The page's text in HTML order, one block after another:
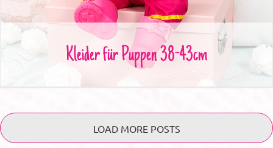
Kleider für Puppen 38-43cm
LOAD MORE POSTS